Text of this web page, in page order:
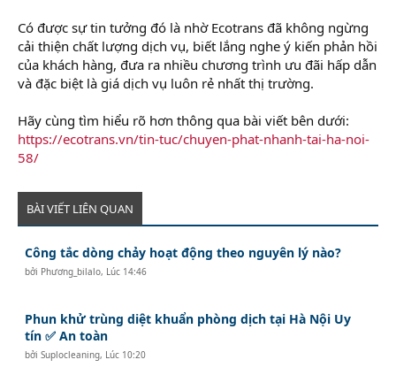
r
Có được sự tin tưởng đó là nhờ Ecotrans đã không ngừng
cải thiện chất lượng dịch vụ, biết lắng nghe ý kiến phản hồi
của khách hàng, đưa ra nhiều chương trình ưu đãi hấp dẫn
và đặc biệt là giá dịch vụ luôn rẻ nhất thị trường.
Hãy cùng tìm hiểu rõ hơn thông qua bài viết bên dưới:
https://ecotrans.vn/tin-tuc/chuyen-phat-nhanh-tai-ha-noi-
58/
BÀI VIẾT LIÊN QUAN
Công tắc dòng chảy hoạt động theo nguyên lý nào?
bởi Phương_bilalo, Lúc 14:46
Phun khử trùng diệt khuẩn phòng dịch tại Hà Nội Uy
tín ✅ An toàn
bởiSuplocleaning, Lúc 10:20